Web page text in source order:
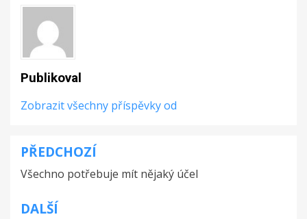
Publikoval
Zobrazit všechny příspěvky od
Navigace
pro
příspěvek
PŘEDCHOZÍ
Všechno potřebuje mít nějaký účel
DALŠÍ